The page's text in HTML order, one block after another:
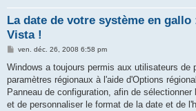
La date de votre système en
Vista !
M
s
a
g
ven. déc. 26, 2008 6:58 pm
Windows a toujours permis aux utilisateurs de
paramètres régionaux à l'aide d'Options
Panneau de configuration, afin de sélectionner
et de personnaliser le format de la date et de